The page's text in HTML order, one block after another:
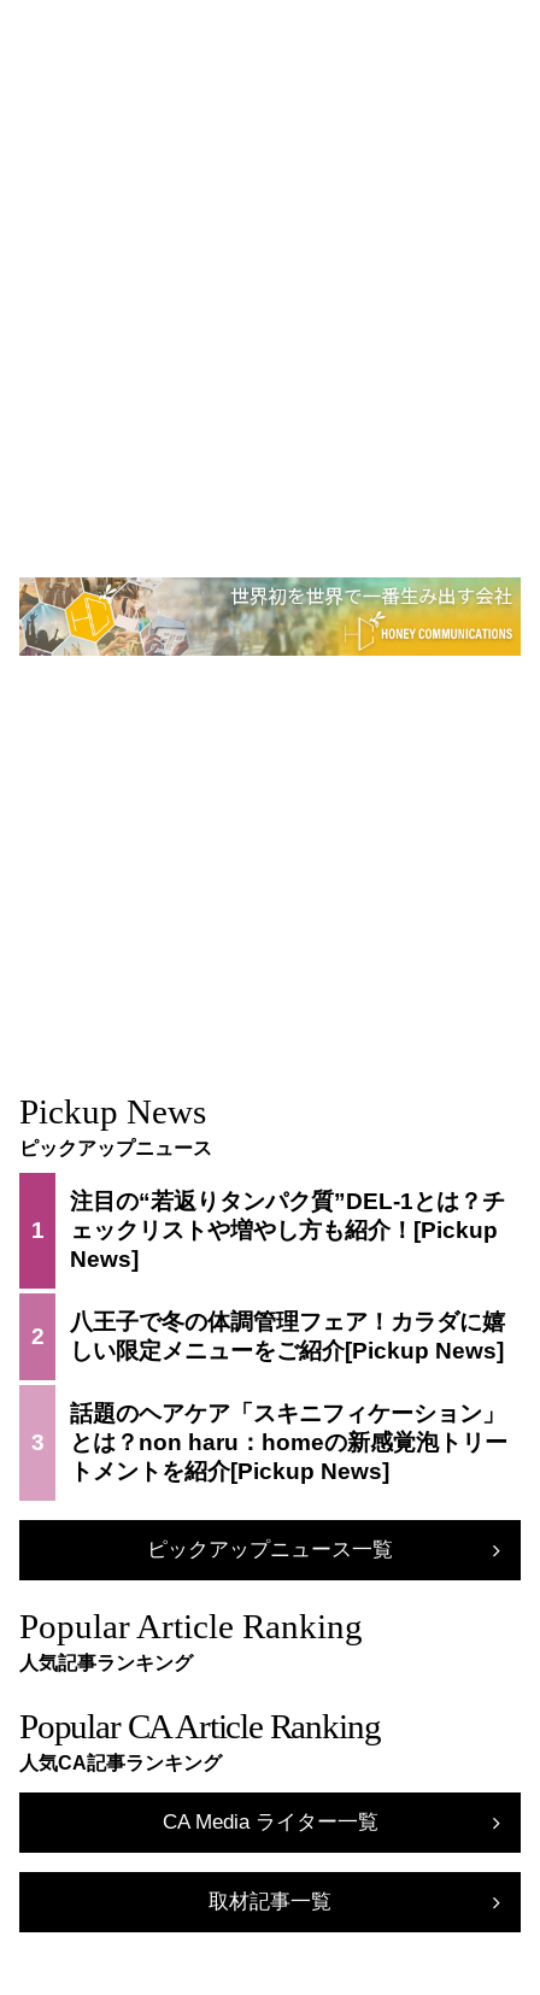
Pickup News
ピックアップニュース
1
注目の“若返りタンパク質”DEL-1とは？チ
ェックリストや増やし方も紹介！
2
八王子で冬の体調管理フェア！カラダに嬉
しい限定メニューをご紹介
3
話題のヘアケア「スキニフィケーション」
とは？non haru：homeの新感覚泡トリー
トメントを紹介
ピックアップニュース一覧
Popular Article Ranking
人気記事ランキング
Popular CA Article Ranking
人気CA記事ランキング
CA Media ライター一覧
取材記事一覧